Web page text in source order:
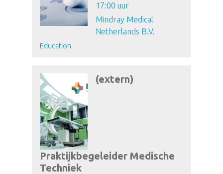
17:00 uur
Mindray Medical
Netherlands B.V.
Education
(extern)
Praktijkbegeleider Medische
Techniek